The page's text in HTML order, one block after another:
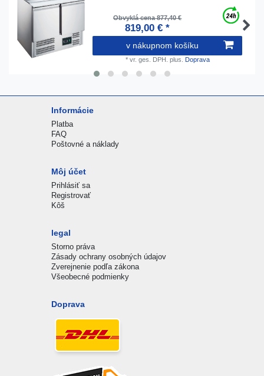
Obvyklá cena 877,40 €
819,00 € *
v nákupnom košíku
* vr. ges. DPH. plus. Doprava
Informácie
Platba
FAQ
Poštovné a náklady
Môj účet
Prihlásiť sa
Registrovať
Kôš
legal
Storno práva
Zásady ochrany osobných údajov
Zverejnenie podľa zákona
Všeobecné podmienky
Doprava